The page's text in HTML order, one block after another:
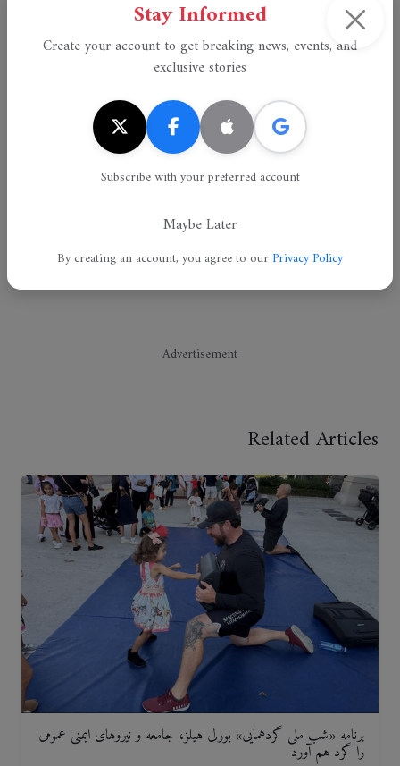
Advertisement
Related Articles
برنامه «شب ملی گردهمایی» بورلی هیلز، جامعه و نیروهای ایمنی عمومی
را گرد هم آورد
Stay Informed
Create your account to get breaking news, events, and
exclusive stories
Subscribe with your preferred account
Maybe Later
By creating an account, you agree to our Privacy Policy